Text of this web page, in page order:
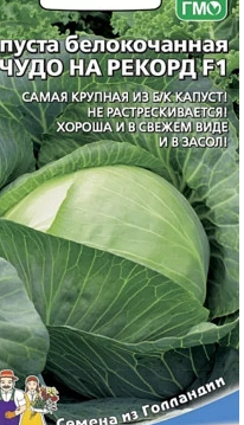
Поиск